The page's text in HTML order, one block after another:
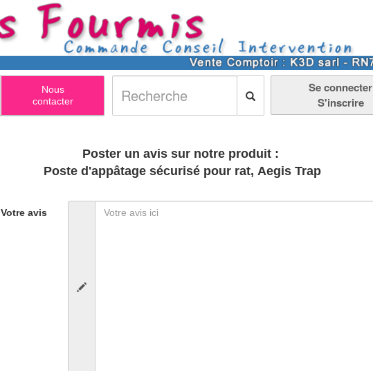
Nous
contacter
Se connecter
S'inscrire
Poster un avis sur notre produit :
Poste d'appâtage sécurisé pour rat, Aegis Trap
Votre avis